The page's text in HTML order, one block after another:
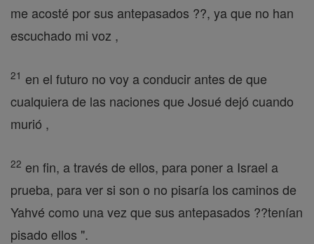
me acosté por sus antepasados ??, ya que no han
escuchado mi voz ,
21 en el futuro no voy a conducir antes de que
cualquiera de las naciones que Josué dejó cuando
murió ,
22 en fin, a través de ellos, para poner a Israel a
prueba, para ver si son o no pisaría los caminos de
Yahvé como una vez que sus antepasados ??tenían
pisado ellos ".